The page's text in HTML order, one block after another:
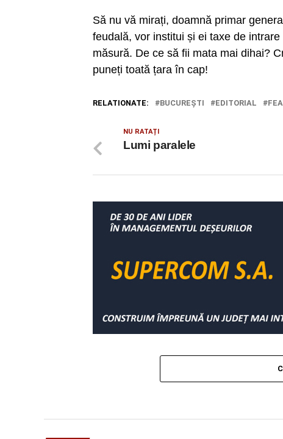
Să nu vă mirați, doamnă primar
feudală, vor institui și ei taxe de
măsură. De ce să fii mata mai dihai?
puneți toată țara în cap!
RELATIONATE: BUCUREŞTI EDITORIAL
NU RATAȚI
Lumi paralele